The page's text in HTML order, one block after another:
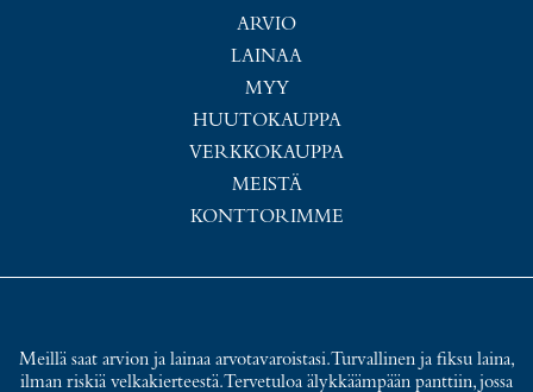
ARVIO
LAINAA
MYY
HUUTOKAUPPA
VERKKOKAUPPA
MEISTÄ
KONTTORIMME
Meillä saat arvion ja lainaa arvotavaroistasi. Turvallinen ja fiksu laina,
ilman riskiä velkakierteestä. Tervetuloa älykkäämpään panttiin, jossa